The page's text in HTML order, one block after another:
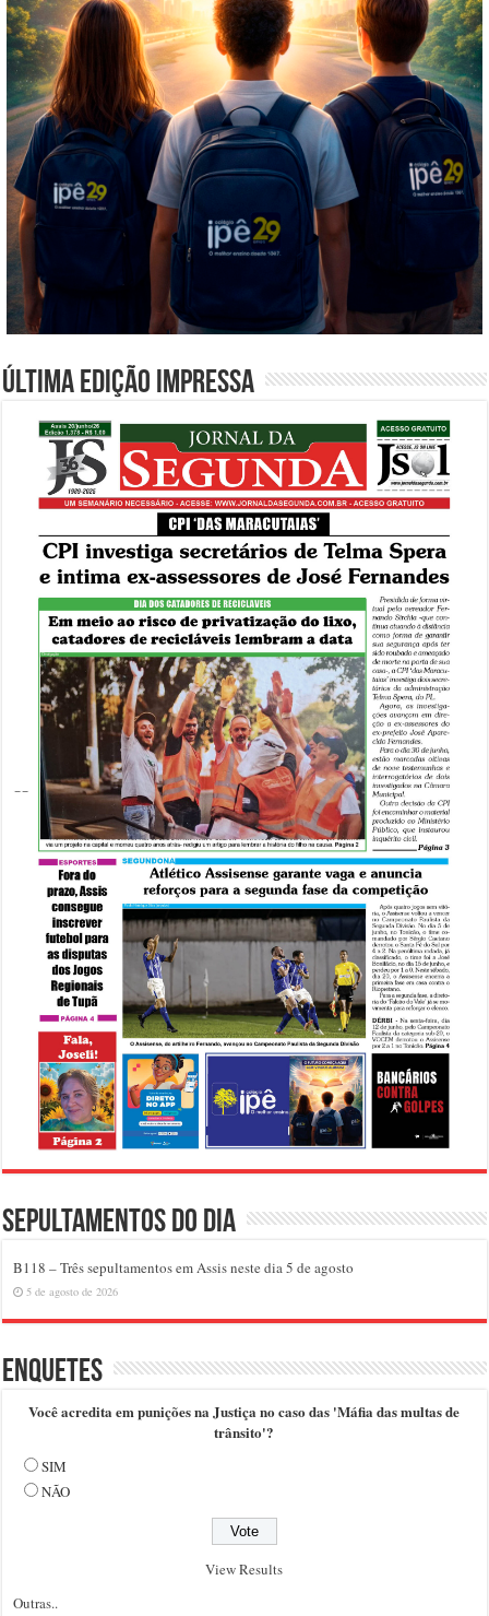
Última edição impressa
Sepultamentos do dia
B118 – Três sepultamentos em Assis neste dia 5 de agosto
5 de agosto de 2026
Enquetes
Você acredita em punições na Justiça no caso das 'Máfia das multas de
trânsito'?
SIM
NÃO
View Results
Outras..